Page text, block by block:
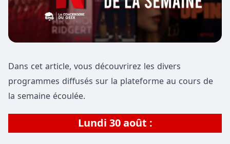
Dans cet article, vous découvrirez les divers
programmes diffusés sur la plateforme au cours de
la semaine écoulée.
Lundi 30 août :